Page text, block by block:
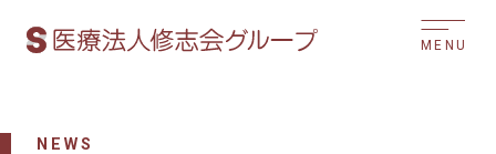
MENU
NEWS